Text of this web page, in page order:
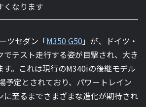
くなります
ツセダン「M350 G50」が、ドイツ・
でテスト走行する姿が目撃され、大き
す。これは現行のM340iの後継モデル
予定とされており、パワートレイン
に至るまでさまざまな進化が期待され